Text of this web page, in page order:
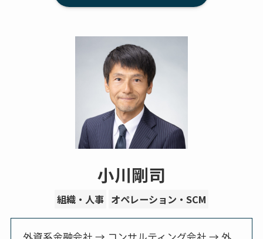
小川剛司
組織・人事 オペレーション・SCM